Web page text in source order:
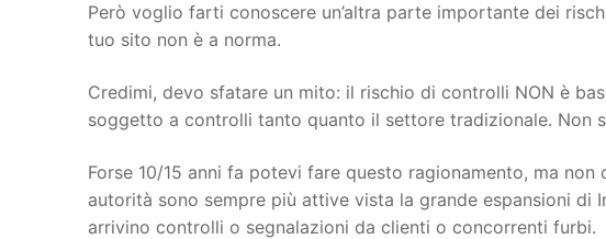
Però voglio farti conoscere un’altra parte importante dei
tuo sito non è a norma.
Credimi, devo sfatare un mito: il rischio di controlli NON è
soggetto a controlli tanto quanto il settore tradizionale. Non
Forse 10/15 anni fa potevi fare questo ragionamento, ma non
autorità sono sempre più attive vista la grande espansioni di
arrivino controlli o segnalazioni da clienti o concorrenti furbi.